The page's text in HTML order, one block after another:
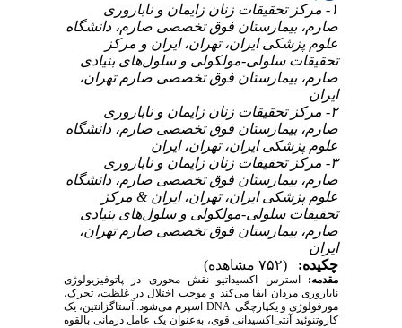
۱- مرکز تحقیقات زنان زایمان و ناباروری
صارم، بیمارستان فوق تخصصی صارم، دانشگاه
علوم پزشکی ایران، تهران، ایران و مرکز
تحقیقات سلولی-مولکولی و سلول‌های بنیادی
صارم، بیمارستان فوق تخصصی صارم تهران،
ایران
۲- مرکز تحقیقات زنان زایمان و ناباروری
صارم، بیمارستان فوق تخصصی صارم، دانشگاه
علوم پزشکی ایران، تهران، ایران
۳- مرکز تحقیقات زنان زایمان و ناباروری
صارم، بیمارستان فوق تخصصی صارم، دانشگاه
علوم پزشکی ایران، تهران، ایران & مرکز
تحقیقات سلولی-مولکولی و سلول‌های بنیادی
صارم، بیمارستان فوق تخصصی صارم تهران،
ایران
چکیده:
(۷۵۲ مشاهده)
مقدمه:
استرس اکسیداتیو نقش محوری در پاتوفیزیولوژی
ناباروری مردان ایفا می‌کند و موجب اختلال در غلظت، تحرک،
مورفولوژی و یکپارچگی DNA اسپرم می‌شود. آستاگزانتین، یک
کاروتنوئید آنتی‌اکسیدانی قوی، به‌عنوان یک عامل درمانی بالقوه